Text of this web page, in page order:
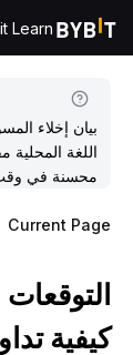
Learn
بيان إخلاء
اللغة المحلية
محسنة في وقت
Current